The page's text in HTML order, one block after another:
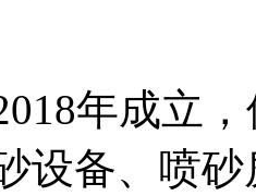
年成立
设备、喷